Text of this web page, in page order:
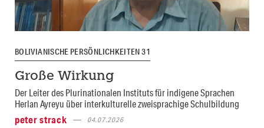
BOLIVIANISCHE PERSÖNLICHKEITEN 31
Große Wirkung
Der Leiter des Plurinationalen Instituts für indigene Sprachen
Herlan Ayreyu über interkulturelle zweisprachige Schulbildung
peter strack
04.07.2026